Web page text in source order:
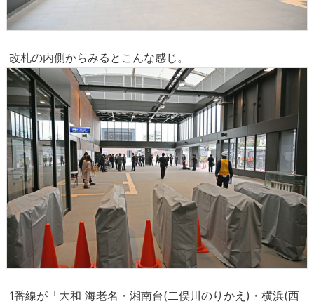
改札の内側からみるとこんな感じ。
1番線が「大和 海老名・湘南台(二俣川のりかえ)・横浜(西